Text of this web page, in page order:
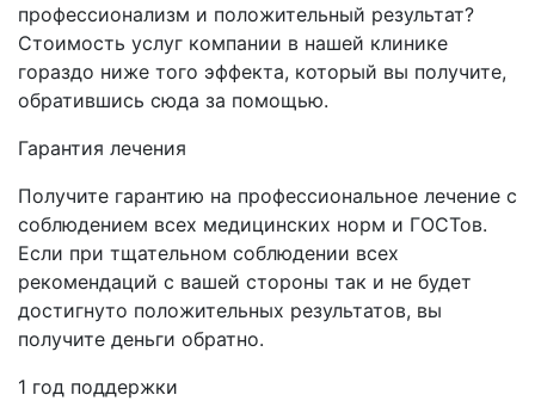
профессионализм и положительный результат?
Стоимость услуг компании в нашей клинике
гораздо ниже того эффекта, который вы получите,
обратившись сюда за помощью.
Гарантия лечения
Получите гарантию на профессиональное лечение с
соблюдением всех медицинских норм и ГОСТов.
Если при тщательном соблюдении всех
рекомендаций с вашей стороны так и не будет
достигнуто положительных результатов, вы
получите деньги обратно.
1 год поддержки